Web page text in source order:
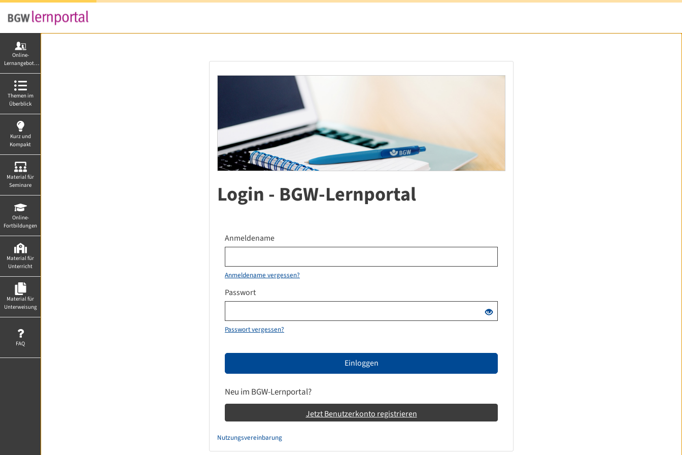
Online-
Lernangebote
von A-Z
Themen im
Überblick
Kurz und
Kompakt
Material für
Seminare
Online-
Fortbildungen
Material für
Unterricht
Material für
Unterweisung
FAQ
Login - BGW-Lernportal
Anmeldename
Anmeldename vergessen?
Passwort
Passwort vergessen?
Einloggen
Neu im BGW-Lernportal?
Jetzt Benutzerkonto registrieren
Nutzungsvereinbarung